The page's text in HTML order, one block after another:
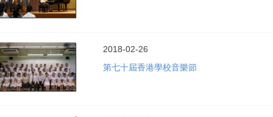
2018-02-26
第七十屆香港學校音樂節